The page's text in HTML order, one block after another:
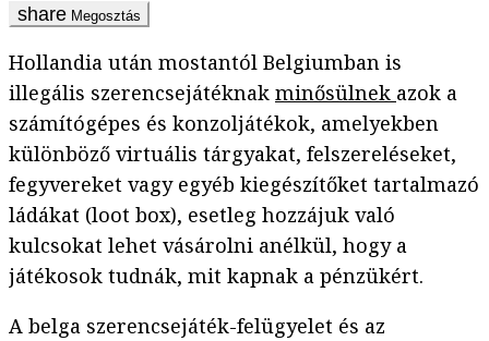
Megosztás
Hollandia után mostantól Belgiumban is
illegális szerencsejátéknak minősülnek azok a
számítógépes és konzoljátékok, amelyekben
különböző virtuális tárgyakat, felszereléseket,
fegyvereket vagy egyéb kiegészítőket tartalmazó
ládákat (loot box), esetleg hozzájuk való
kulcsokat lehet vásárolni anélkül, hogy a
játékosok tudnák, mit kapnak a pénzükért.
A belga szerencsejáték-felügyelet és az